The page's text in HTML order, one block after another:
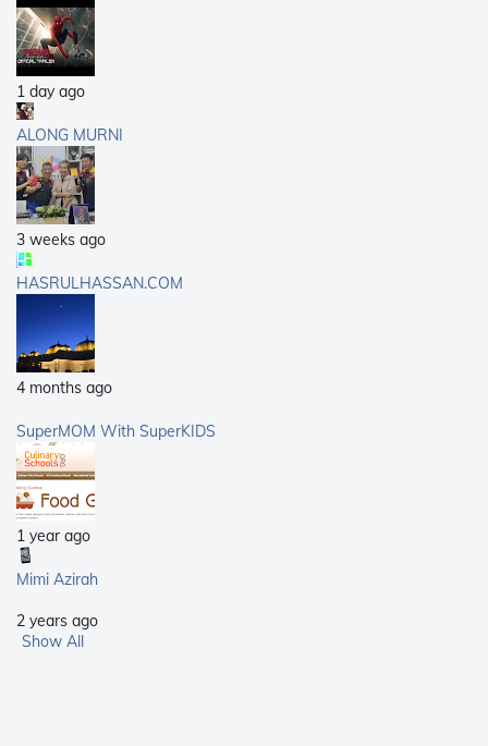
1 day ago
ALONG MURNI
3 weeks ago
HASRULHASSAN.COM
4 months ago
SuperMOM With SuperKIDS
1 year ago
Mimi Azirah
2 years ago
Show All